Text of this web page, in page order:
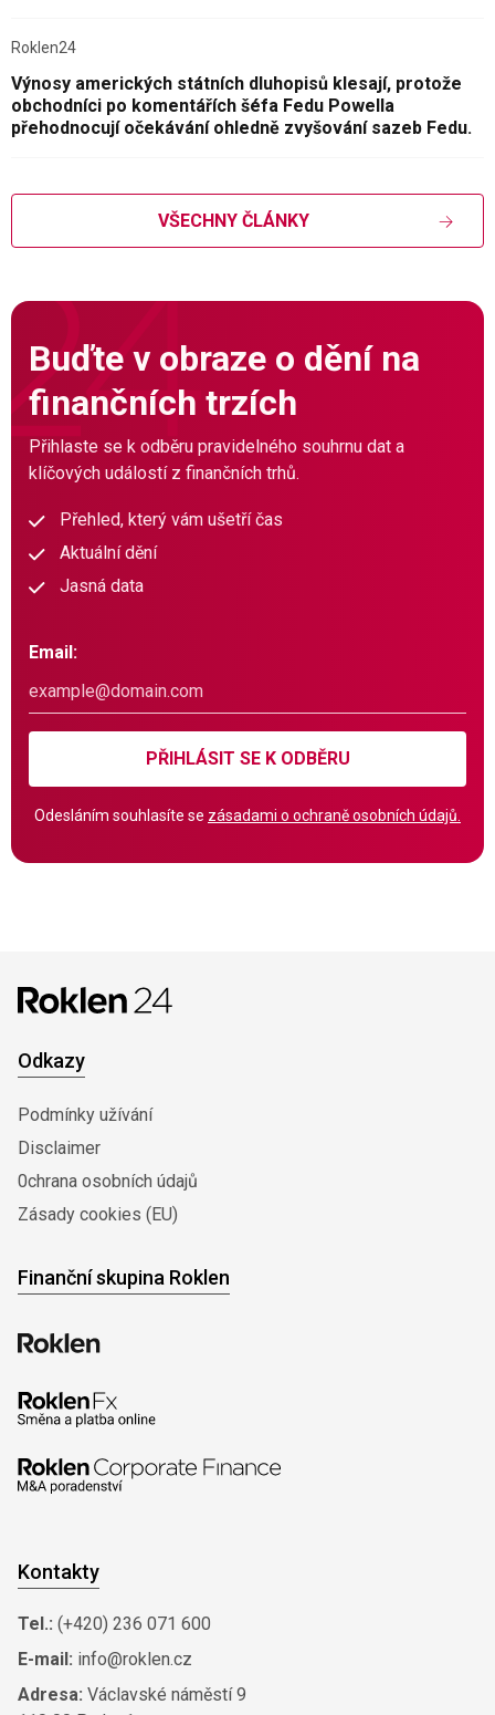
Roklen24
Výnosy amerických státních dluhopisů klesají, protože
obchodníci po komentářích šéfa Fedu Powella
přehodnocují očekávání ohledně zvyšování sazeb Fedu.
VŠECHNY ČLÁNKY
Buďte v obraze o dění na
finančních trzích
Přihlaste se k odběru pravidelného souhrnu dat a
klíčových událostí z finančních trhů.
Přehled, který vám ušetří čas
Aktuální dění
Jasná data
Email:
PŘIHLÁSIT SE K ODBĚRU
Odesláním souhlasíte se zásadami o ochraně osobních údajů.
Odkazy
Podmínky užívání
Disclaimer
0chrana osobních údajů
Zásady cookies (EU)
Finanční skupina Roklen
Kontakty
Tel.: (+420) 236 071 600
E-mail: info@roklen.cz
Adresa: Václavské náměstí 9